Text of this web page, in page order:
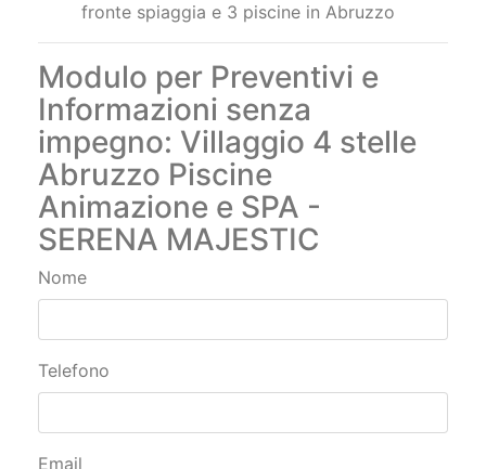
fronte spiaggia e 3 piscine in Abruzzo
Modulo per Preventivi e
Informazioni senza
impegno: Villaggio 4 stelle
Abruzzo Piscine
Animazione e SPA -
SERENA MAJESTIC
Nome
Telefono
Email